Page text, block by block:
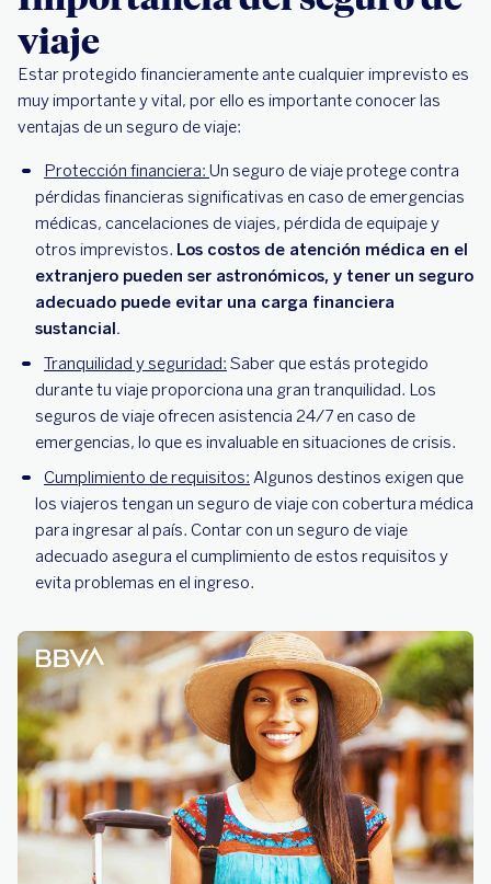
viaje
Estar protegido financieramente ante cualquier imprevisto es
muy importante y vital, por ello es importante conocer las
ventajas de un seguro de viaje:
Protección financiera: Un seguro de viaje protege contra
pérdidas financieras significativas en caso de emergencias
médicas, cancelaciones de viajes, pérdida de equipaje y
otros imprevistos. Los costos de atención médica en el
extranjero pueden ser astronómicos, y tener un seguro
adecuado puede evitar una carga financiera
sustancial.
Tranquilidad y seguridad: Saber que estás protegido
durante tu viaje proporciona una gran tranquilidad. Los
seguros de viaje ofrecen asistencia 24/7 en caso de
emergencias, lo que es invaluable en situaciones de crisis.
Cumplimiento de requisitos: Algunos destinos exigen que
los viajeros tengan un seguro de viaje con cobertura médica
para ingresar al país. Contar con un seguro de viaje
adecuado asegura el cumplimiento de estos requisitos y
evita problemas en el ingreso.